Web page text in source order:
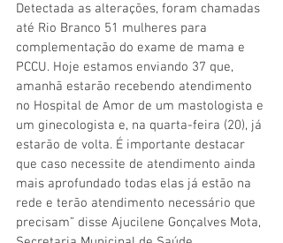
Detectada as alterações, foram chamadas
até Rio Branco 51 mulheres para
complementação do exame de mama e
PCCU. Hoje estamos enviando 37 que,
amanhã estarão recebendo atendimento
no Hospital de Amor de um mastologista e
um ginecologista e, na quarta-feira (20), já
estarão de volta. É importante destacar
que caso necessite de atendimento ainda
mais aprofundado todas elas já estão na
rede e terão atendimento necessário que
precisam” disse Ajucilene Gonçalves Mota,